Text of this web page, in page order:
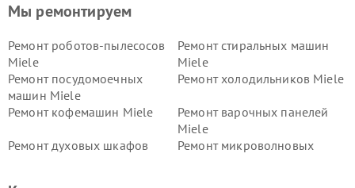
Мы ремонтируем
Ремонт роботов-пылесосов
Miele
Ремонт стиральных машин
Miele
Ремонт посудомоечных
машин Miele
Ремонт холодильников Miele
Ремонт кофемашин Miele
Ремонт варочных панелей
Miele
Ремонт духовых шкафов
Ремонт микроволновых